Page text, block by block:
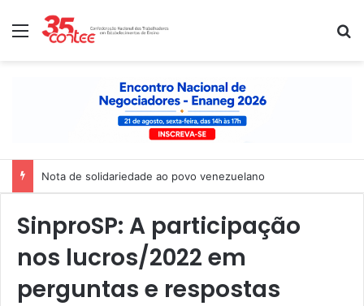
Menu
Nota de apoio à paralisação das trabalhadoras e dos
SinproSP: A participação
nos lucros/2022 em
perguntas e respostas